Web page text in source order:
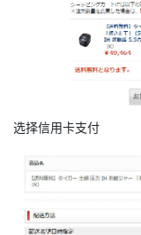
选择信用卡支付